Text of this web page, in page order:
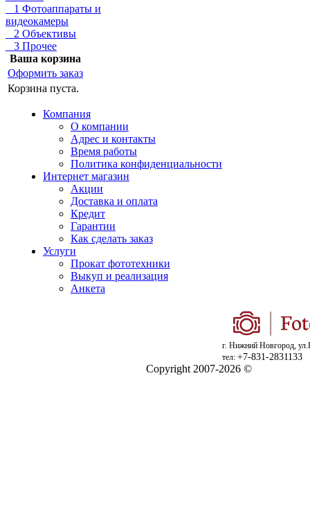
1 Фотоаппараты и
видеокамеры
2 Объективы
3 Прочее
Ваша корзина
Оформить заказ
Корзина пуста.
Компания
О компании
Адрес и контакты
Время работы
Политика конфиденциальности
Интернет магазин
Акции
Доставка и оплата
Кредит
Гарантии
Как сделать заказ
Услуги
Прокат фототехники
Выкуп и реализация
Анкета
г. Нижний Новгород,
тел: +7-831-2831133
Copyright 2007-2026 ©